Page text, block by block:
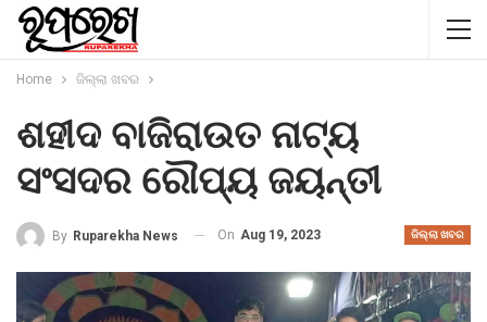
Home ଜିଲ୍ଲା ଖବର
ଶହୀଦ ବାଜିରାଉତ ନାଟ୍ୟ
ସଂସଦର ରୌପ୍ୟ ଜୟନ୍ତୀ
ଜିଲ୍ଲା ଖବର
By Ruparekha News On Aug 19, 2023